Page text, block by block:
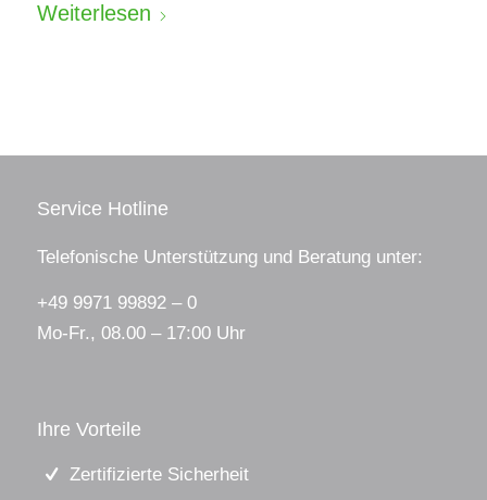
Weiterlesen
Service Hotline
Telefonische Unterstützung und Beratung unter:
+49 9971 99892 – 0
Mo-Fr., 08.00 – 17:00 Uhr
Ihre Vorteile
Zertifizierte Sicherheit